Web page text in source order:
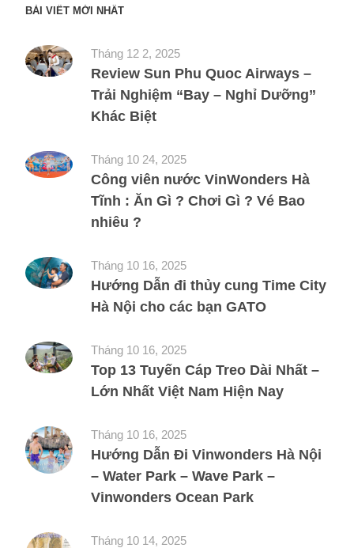
BÀI VIẾT MỚI NHẤT
Tháng 12 2, 2025
Review Sun Phu Quoc Airways –
Trải Nghiệm “Bay – Nghỉ Dưỡng”
Khác Biệt
Tháng 10 24, 2025
Công viên nước VinWonders Hà
Tĩnh : Ăn Gì ? Chơi Gì ? Vé Bao
nhiêu ?
Tháng 10 16, 2025
Hướng Dẫn đi thủy cung Time City
Hà Nội cho các bạn GATO
Tháng 10 16, 2025
Top 13 Tuyến Cáp Treo Dài Nhất –
Lớn Nhất Việt Nam Hiện Nay
Tháng 10 16, 2025
Hướng Dẫn Đi Vinwonders Hà Nội
– Water Park – Wave Park –
Vinwonders Ocean Park
Tháng 10 14, 2025